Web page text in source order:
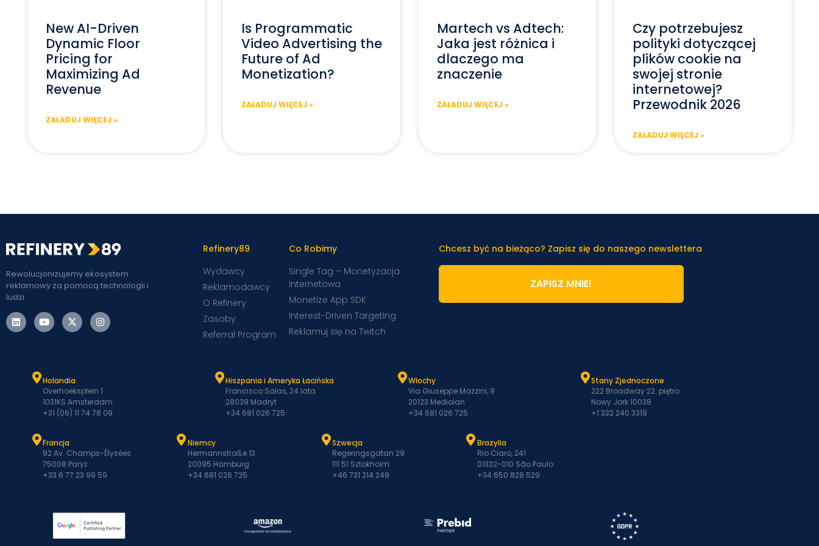
New AI-Driven
Dynamic Floor
Pricing for
Maximizing Ad
Revenue
ZAŁADUJ WIĘCEJ »
Is Programmatic
Video Advertising the
Future of Ad
Monetization?
ZAŁADUJ WIĘCEJ »
Martech vs Adtech:
Jaka jest różnica i
dlaczego ma
znaczenie
ZAŁADUJ WIĘCEJ »
Czy potrzebujesz
polityki dotyczącej
plików cookie na
swojej stronie
internetowej?
Przewodnik 2026
ZAŁADUJ WIĘCEJ »
Rewolucjonizujemy ekosystem
reklamowy za pomocą technologii i
ludzi.
Refinery89
Wydawcy
Reklamodawcy
O Refinery
Zasoby
Referral Program
Co Robimy
Single Tag – Monetyzacja
Internetowa
Monetize App SDK
Interest-Driven Targeting
Reklamuj się na Twitch
Chcesz być na bieżąco? Zapisz się do naszego newslettera
ZAPISZ MNIE!
Holandia
Overhoeksplein 1
1031KS Amsterdam
+31 (06) 11 74 78 09
Hiszpania i Ameryka Łacińska
Francisco Salas, 24 lata
28039 Madryt
+34 681 026 725
Włochy
Via Giuseppe Mazzini, 9
20123 Mediolan
+34 681 026 725
Stany Zjednoczone
222 Broadway 22. piętro
Nowy Jork 10038
+1 332 240 3319
Francja
92 Av. Champs-Élysées
75008 Paryż
+33 6 77 23 99 59
Niemcy
Hermannstraße 13
20095 Hamburg
+34 681 026 725
Szwecja
Regeringsgatan 29
111 51 Sztokholm
+46 731 214 249
Brazylia
Rio Claro, 241
01332-010 São Paulo
+34 650 828 529